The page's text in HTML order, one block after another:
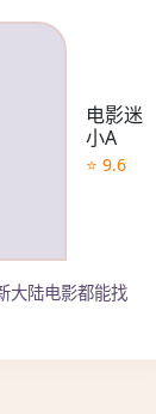
电影迷
小A
⭐ 9.6
大陆电影都能找